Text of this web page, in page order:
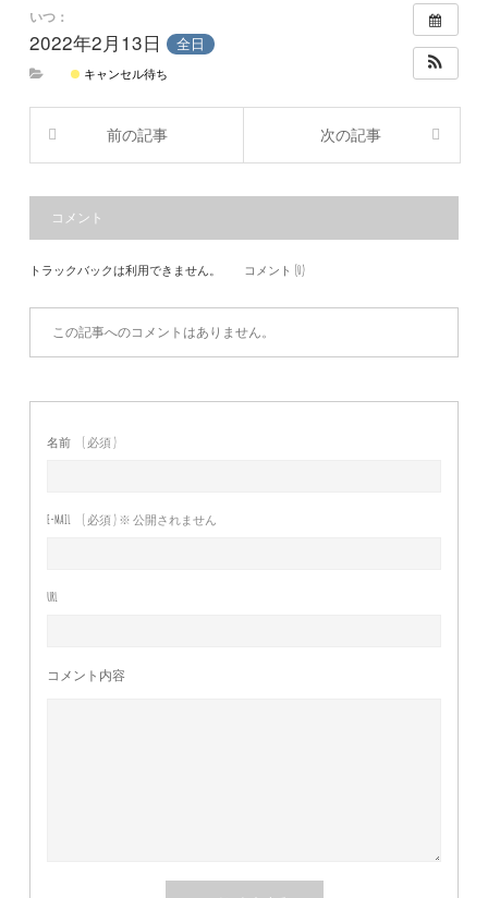
いつ：
2022年2月13日 全日
キャンセル待ち
前の記事 次の記事
コメント
トラックバックは利用できません。 コメント (0)
この記事へのコメントはありません。
名前 ( 必須 )
E-MAIL ( 必須 ) ※ 公開されません
URL
コメント内容